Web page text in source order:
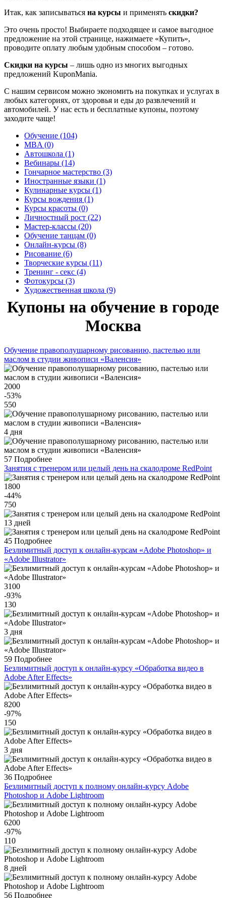
Итак, как записываться на курсы и применять скидки?
Это очень просто! Выбираете подходящее и самое выгодное
предложение на этой странице, нажимаете «Купить»,
проводите оплату любым удобным способом – готово.
Скидки на курсы – лишь одно из многих выгодных
предложений KuponMania.
С нашим сервисом можно экономить на покупках и услугах в
любых категориях, от здоровья и еды до развлечений и
автомобилей. У нас есть и бесплатные купоны, поэтому
заходите чаще!
Обучение (104)
MBA (0)
Автошкола (1)
Вебинары (14)
Гончарное мастерство (3)
Иностранные языки (1)
Кулинарные курсы (1)
Курсы вождения (1)
Курсы красоты (0)
Личностный рост (22)
Мастер-классы (20)
Обучение танцам (0)
Онлайн-курсы (8)
Рисование (6)
Творческие курсы (11)
Тренинг - секс (4)
Фотокурсы (3)
Художественная школа (9)
Купоны на обучение в городе
Москва
Обучение правополушарному рисованию, пастелью или
маслом в студии живописи «Валенсия»
2000
-53%
550
4 дня
57 Подробнее
Занятия с тренером или целый день на скалодроме RedPoint
1800
-44%
750
13 дней
45 Подробнее
Безлимитный доступ к онлайн-курсам «Adobe Photoshop» и
«Adobe Illustrator»
3100
-93%
130
3 дня
59 Подробнее
Безлимитный доступ к онлайн-курсу «Обработка видео в
Adobe After Effects»
8200
-97%
150
3 дня
36 Подробнее
Безлимитный доступ к полному онлайн-курсу Adobe
Photoshop и Adobe Lightroom
6200
-97%
110
8 дней
56 Подробнее